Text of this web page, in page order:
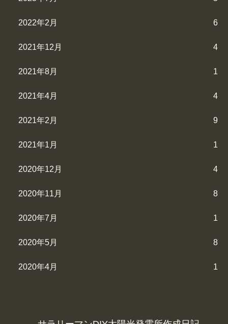
2022年2月 6
2021年12月 4
2021年8月 1
2021年4月 4
2021年2月 9
2021年1月 1
2020年12月 4
2020年11月 8
2020年7月 1
2020年5月 8
2020年4月 1